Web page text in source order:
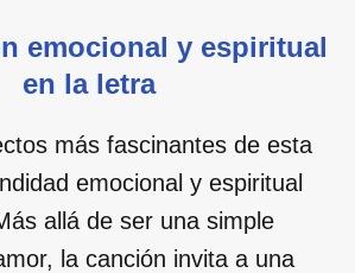
emocional y espiritual
en la letra
más fascinantes de esta
emocional y espiritual
allá de ser una simple
la canción invita a una